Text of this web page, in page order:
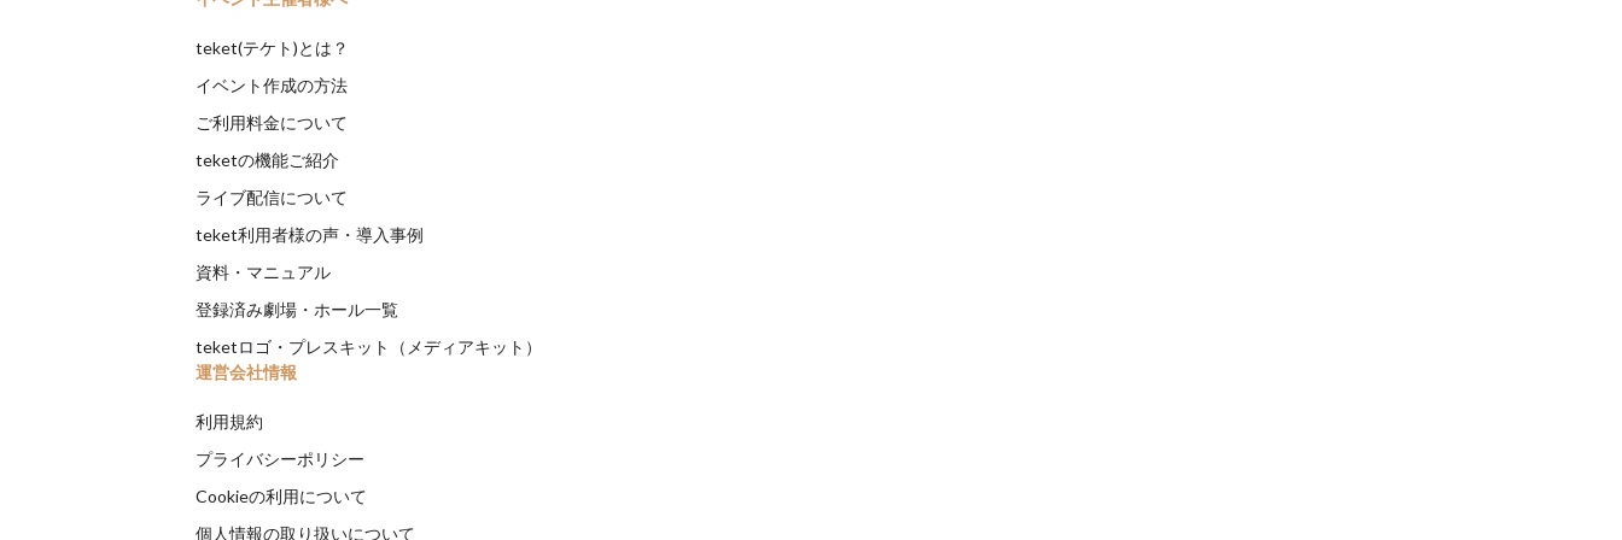
teket(テケト)とは？
イベント作成の方法
ご利用料金について
teketの機能ご紹介
ライブ配信について
teket利用者様の声・導入事例
資料・マニュアル
登録済み劇場・ホール一覧
teketロゴ・プレスキット（メディアキット）
運営会社情報
利用規約
プライバシーポリシー
Cookieの利用について
個人情報の取り扱いについて